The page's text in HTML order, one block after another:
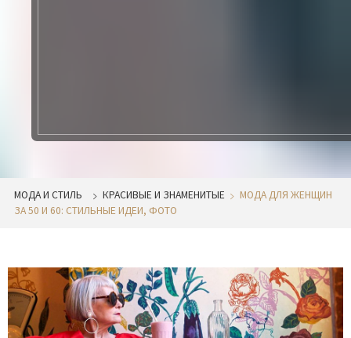
МОДА И СТИЛЬ КРАСИВЫЕ И ЗНАМЕНИТЫЕ
МОДА ДЛЯ ЖЕНЩИН
ЗА 50 И 60: СТИЛЬНЫЕ ИДЕИ, ФОТО